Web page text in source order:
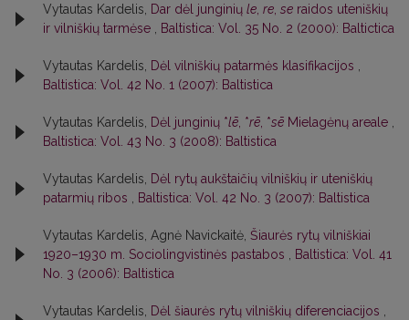
Vytautas Kardelis, Dar dėl junginių le re se raidos uteniškių
ir vilniškių tarmėse
Baltistica: Vol. 35 No. 2 (2000): Baltictica
Vytautas Kardelis, Dėl vilniškių patarmės klasifikacijos
Baltistica: Vol. 42 No. 1 (2007): Baltistica
Vytautas Kardelis, Dėl junginių *lē , *rē , *sē Mielagėnų areale
Baltistica: Vol. 43 No. 3 (2008): Baltistica
Vytautas Kardelis,
Dėl rytų aukštaičių vilniškių ir uteniškių
patarmių ribos
Baltistica: Vol. 42 No. 3 (2007): Baltistica
Vytautas Kardelis, Agnė Navickaitė, Šiaurės rytų vilniškiai
1920–1930 m. Sociolingvistinės pastabos
Baltistica: Vol. 41
No. 3 (2006): Baltistica
Vytautas Kardelis, Dėl šiaurės rytų vilniškių diferenciacijos